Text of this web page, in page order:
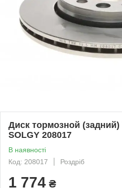
Диск тормозной (задний)
SOLGY 208017
В наявності
Код: 208017
Роздріб
1 774 ₴